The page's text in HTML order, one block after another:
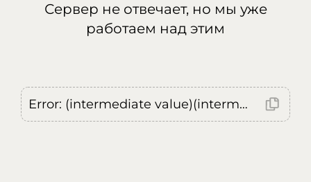
Сервер не отвечает, но мы уже
работаем над этим
Error: (intermediate value)(intermediate value)(intermediate value).replaceAll is not a function